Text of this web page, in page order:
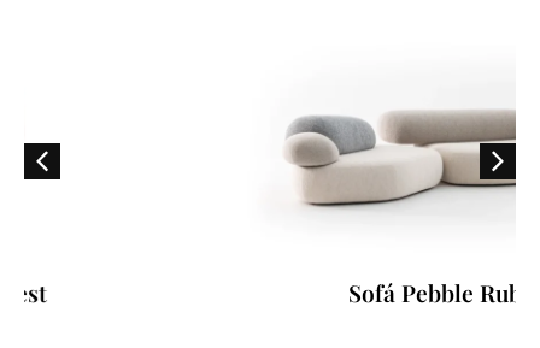
Sofá Pebble Rubble